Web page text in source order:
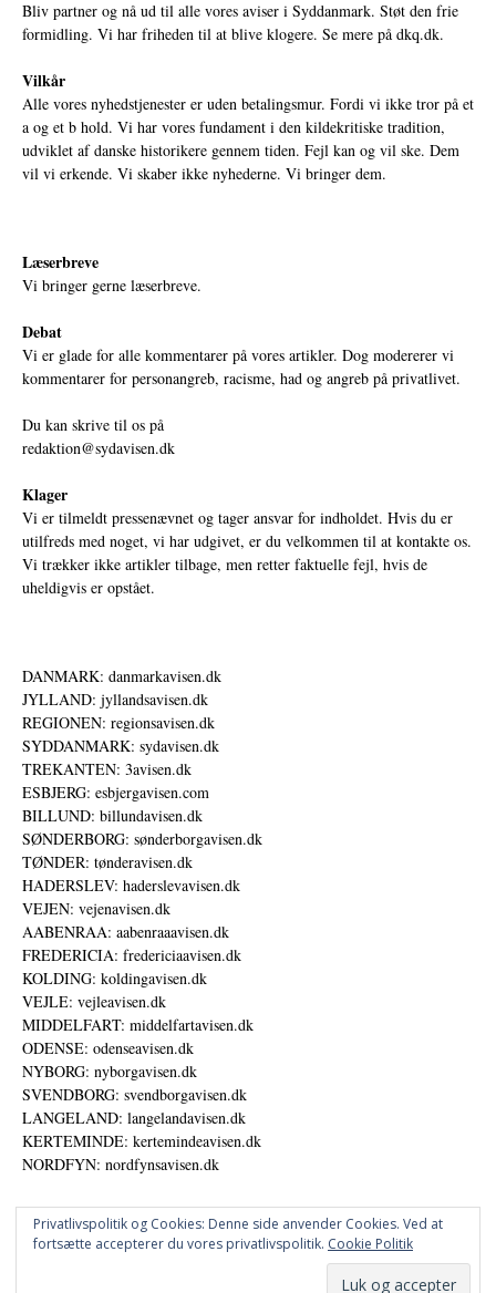
Bliv partner og nå ud til alle vores aviser i Syddanmark. Støt den frie
formidling. Vi har friheden til at blive klogere. Se mere på dkq.dk.
Vilkår
Alle vores nyhedstjenester er uden betalingsmur. Fordi vi ikke tror på et
a og et b hold. Vi har vores fundament i den kildekritiske tradition,
udviklet af danske historikere gennem tiden. Fejl kan og vil ske. Dem
vil vi erkende. Vi skaber ikke nyhederne. Vi bringer dem.
Læserbreve
Vi bringer gerne læserbreve.
Debat
Vi er glade for alle kommentarer på vores artikler. Dog modererer vi
kommentarer for personangreb, racisme, had og angreb på privatlivet.
Du kan skrive til os på
redaktion@sydavisen.dk
Klager
Vi er tilmeldt pressenævnet og tager ansvar for indholdet. Hvis du er
utilfreds med noget, vi har udgivet, er du velkommen til at kontakte os.
Vi trækker ikke artikler tilbage, men retter faktuelle fejl, hvis de
uheldigvis er opstået.
DANMARK: danmarkavisen.dk
JYLLAND: jyllandsavisen.dk
REGIONEN: regionsavisen.dk
SYDDANMARK: sydavisen.dk
TREKANTEN: 3avisen.dk
ESBJERG: esbjergavisen.com
BILLUND: billundavisen.dk
SØNDERBORG: sønderborgavisen.dk
TØNDER: tønderavisen.dk
HADERSLEV: haderslevavisen.dk
VEJEN: vejenavisen.dk
AABENRAA: aabenraaavisen.dk
FREDERICIA: fredericiaavisen.dk
KOLDING: koldingavisen.dk
VEJLE: vejleavisen.dk
MIDDELFART: middelfartavisen.dk
ODENSE: odenseavisen.dk
NYBORG: nyborgavisen.dk
SVENDBORG: svendborgavisen.dk
LANGELAND: langelandavisen.dk
KERTEMINDE: kertemindeavisen.dk
NORDFYN: nordfynsavisen.dk
Privatlivspolitik og Cookies: Denne side anvender Cookies. Ved at
fortsætte accepterer du vores privatlivspolitik. Cookie Politik